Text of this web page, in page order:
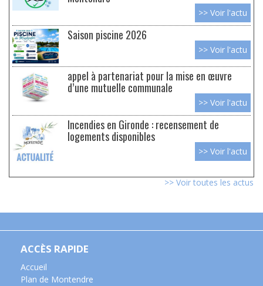
>> Voir l'actu
Saison piscine 2026
>> Voir l'actu
appel à partenariat pour la mise en œuvre
d’une mutuelle communale
>> Voir l'actu
Incendies en Gironde : recensement de
logements disponibles
>> Voir l'actu
>> Voir toutes les actus
ACCÈS RAPIDE
Accueil
Plan de Montendre